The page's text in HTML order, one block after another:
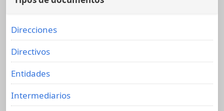
Direcciones
Directivos
Entidades
Intermediarios